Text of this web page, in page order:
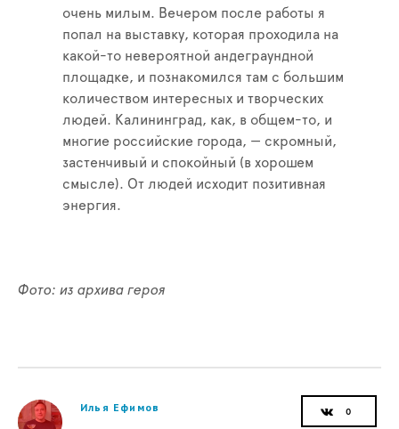
очень милым. Вечером после работы я
попал на выставку, которая проходила на
какой-то невероятной андеграундной
площадке, и познакомился там с большим
количеством интересных и творческих
людей. Калининград, как, в общем-то, и
многие российские города, — скромный,
застенчивый и спокойный (в хорошем
смысле). От людей исходит позитивная
энергия.
Фото: из архива героя
Илья Ефимов